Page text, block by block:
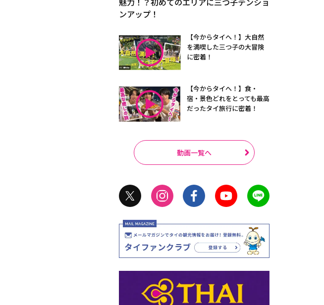
ンアップ！
【今からタイへ！】大自然
を満喫した三つ子の大冒険
に密着！
【今からタイへ！】食・
宿・景色どれをとっても最高
だったタイ旅行に密着！
動画一覧へ